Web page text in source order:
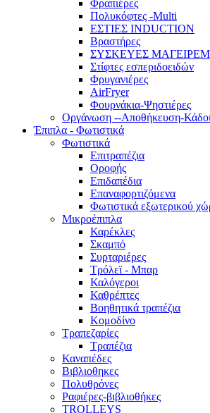
Φραπιέρες
Πολυκόφτες -Multi
ΕΣΤΙΕΣ INDUCTION
Βραστήρες
ΣΥΣΚΕΥΕΣ
Στίφτες εσπεριδοειδών
Φρυγανιέρες
AirFryer
Φουρνάκια-Ψηστιέρες
Οργάνωση --Αποθήκευση-
Έπιπλα - Φωτιστικά
Φωτιστικά
Επιτραπέζια
Οροφής
Επιδαπέδια
Επαναφορτιζόμενα
Φωτιστικά εξωτερικού
Μικροέπιπλα
Καρέκλες
Σκαμπό
Συρταριέρες
Τρόλεϊ - Μπαρ
Καλόγεροι
Καθρέπτες
Βοηθητικά τραπέζια
Κομοδίνο
Τραπεζαρίες
Τραπέζια
Καναπέδες
Βιβλιοθηκες
Πολυθρόνες
Ραφιέρες-βιβλιοθήκες
TROLLEYS